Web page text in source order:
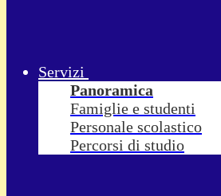
Servizi
Panoramica
Famiglie e studenti
Personale scolastico
Percorsi di studio